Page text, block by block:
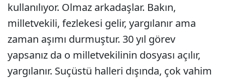
kullanılıyor. Olmaz arkadaşlar. Bakın,
milletvekili, fezlekesi gelir, yargılanır ama
zaman aşımı durmuştur. 30 yıl görev
yapsanız da o milletvekilinin dosyası açılır,
yargılanır. Suçüstü halleri dışında, çok vahim